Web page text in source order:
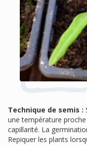
Technique de semis :
une température
capillarité. La
Repiquer les plants